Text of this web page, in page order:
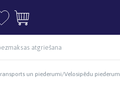
atgriešana
un piederumi/Velosipēdu